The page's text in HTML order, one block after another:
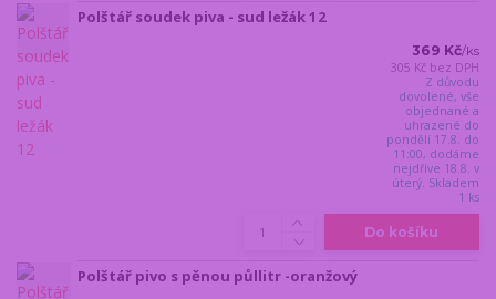
Polštář soudek piva - sud ležák 12
369 Kč/ks
305 Kč bez DPH
Z důvodu
dovolené, vše
objednané a
uhrazené do
pondělí 17.8. do
11:00, dodáme
nejdříve 18.8. v
úterý. Skladem
1 ks
Do košíku
Polštář pivo s pěnou půllitr -oranžový